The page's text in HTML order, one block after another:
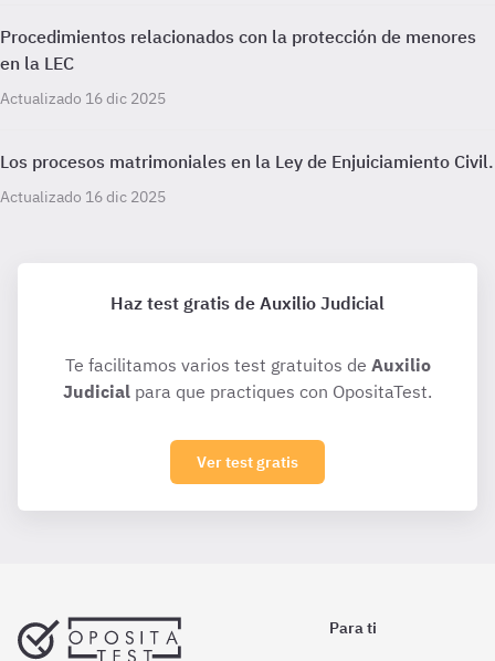
Procedimientos relacionados con la protección de menores
en la LEC
Actualizado 16 dic 2025
Los procesos matrimoniales en la Ley de Enjuiciamiento Civil.
Actualizado 16 dic 2025
Haz test gratis de Auxilio Judicial
Te facilitamos varios test gratuitos de Auxilio
Judicial para que practiques con OpositaTest.
Ver test gratis
Para ti